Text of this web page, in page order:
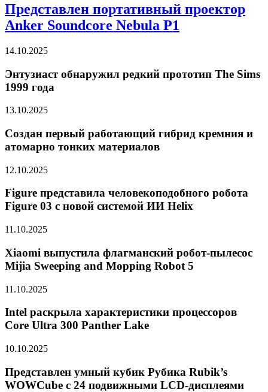
Представлен портативный проектор
Anker Soundcore Nebula P1
14.10.2025
Энтузиаст обнаружил редкий прототип The Sims
1999 года
13.10.2025
Создан первый работающий гибрид кремния и
атомарно тонких материалов
12.10.2025
Figure представила человекоподобного робота
Figure 03 с новой системой ИИ Helix
11.10.2025
Xiaomi выпустила флагманский робот-пылесос
Mijia Sweeping and Mopping Robot 5
11.10.2025
Intel раскрыла характеристики процессоров
Core Ultra 300 Panther Lake
10.10.2025
Представлен умный кубик Рубика Rubik’s
WOWCube с 24 подвижными LCD-дисплеями